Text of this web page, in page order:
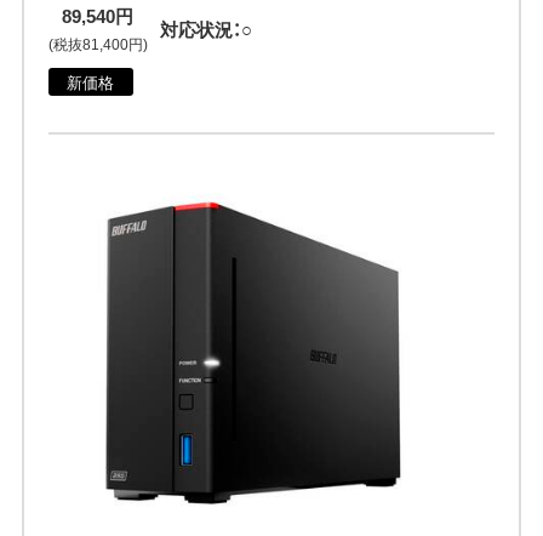
89,540円
(税抜81,400円)
対応状況：○
新価格